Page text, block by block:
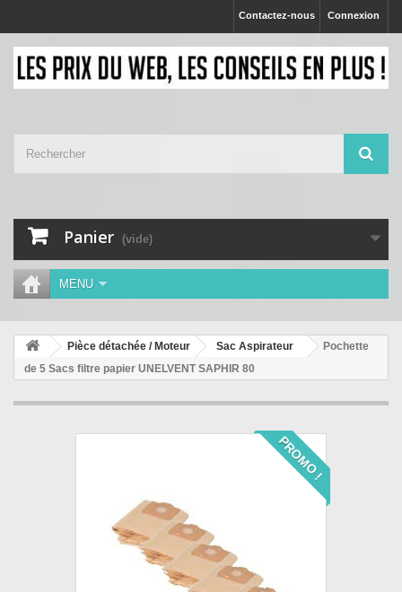
Connexion
Contactez-nous
Panier (vide)
MENU
Pièce détachée / Moteur Sac Aspirateur
Pochette
de 5 Sacs filtre papier UNELVENT SAPHIR 80
PROMO !